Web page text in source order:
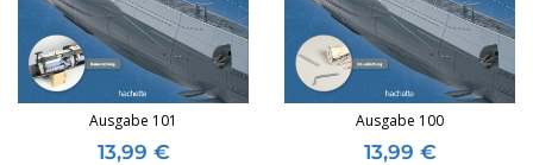
Ausgabe 101
13,99 €
Ausgabe 100
13,99 €